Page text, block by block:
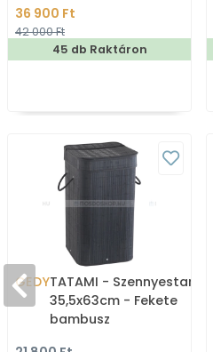
36 900 Ft
42 000 Ft
45 db Raktáron
GEDYTATAMI - Szennyestartó,
35,5x63cm - Fekete
bambusz